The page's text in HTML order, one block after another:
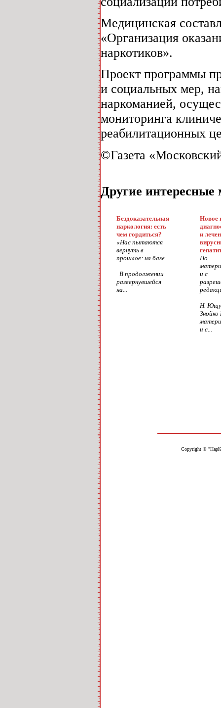
Медицинская
«Организация
наркотиков».
Проект программы
и социальных мер,
наркоманией,
мониторинга
реабилитационных
©Газета
Другие
Бездоказательная
наркология: есть
чем гордиться?
«Нас пытаются
вернуть в
прошлое: на базе...
В продолжении
развернувшейся
на...
Новое
и
По
и с
Н.
Знойко
и с...
Copyright ©